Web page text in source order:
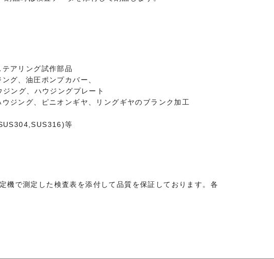
アリング試作部品
グ、油圧ポンプカバー、
ング、ハウジングプレート
ジング、ピニオンギヤ、リングギヤのブランク加工
等
で測定した検査表を添付して品質を保証しております。各